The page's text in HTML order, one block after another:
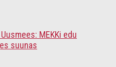
MEKKi edu
suunas